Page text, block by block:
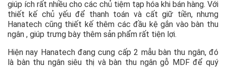
giúp ích rất nhiều cho các chủ tiệm tạp hóa khi bán hàng. Với
thiết kế chủ yếu để thanh toán và cất giữ tiền, nhưng
Hanatech cũng thiết kế thêm các đầu kệ gắn vào bàn thu
ngân , giúp trưng bày thêm sản phẩm rất tiện lợi.
Hiện nay Hanatech đang cung cấp 2 mẫu bàn thu ngân, đó
là bàn thu ngân siêu thị và bàn thu ngân gỗ MDF để quý